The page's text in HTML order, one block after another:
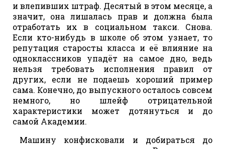
и влепивших штраф. Десятый в этом месяце, а
значит, она лишалась прав и должна была
отработать их в социальном такси. Снова.
Если кто-нибудь в школе об этом узнает, то
репутация старосты класса и её влияние на
одноклассников упадёт на самое дно, ведь
нельзя требовать исполнения правил от
других, если не подаешь хороший пример
сама. Конечно, до выпускного осталось совсем
немного, но шлейф отрицательной
характеристики может дотянуться и до
самой Академии.
Машину конфисковали и добираться до